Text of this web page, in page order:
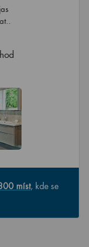
míst, kde se